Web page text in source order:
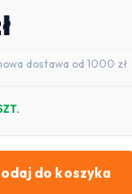
dostawa od 1000 zł
do koszyka